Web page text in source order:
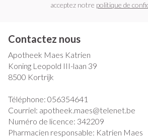
acceptez notre politique de
Contactez nous
Apotheek Maes Katrien
Koning Leopold III-laan 39
8500 Kortrijk
Téléphone: 056354641
Courriel: apotheek.maes@telenet.be
Numéro de licence: 342209
Pharmacien responsable: Katrien Maes